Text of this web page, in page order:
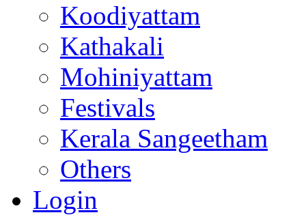
Koodiyattam
Kathakali
Mohiniyattam
Festivals
Kerala Sangeetham
Others
Login